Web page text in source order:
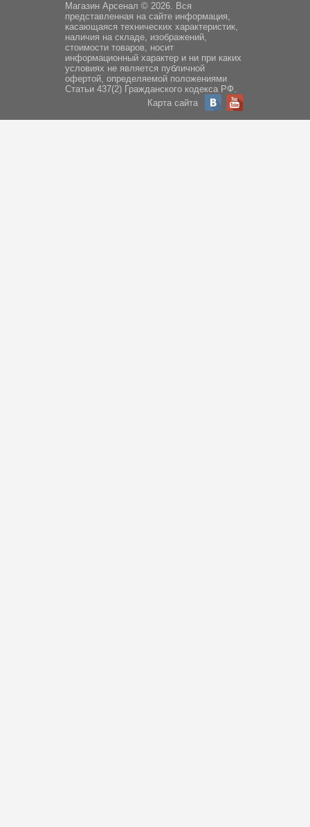
Магазин Арсенал © 2026. Вся
представленная на сайте информация,
касающаяся технических характеристик,
наличия на складе, изображений,
стоимости товаров, носит
информационный характер и ни при каких
условиях не является публичной
офертой, определяемой положениями
Статьи 437(2) Гражданского кодекса РФ.
Карта сайта